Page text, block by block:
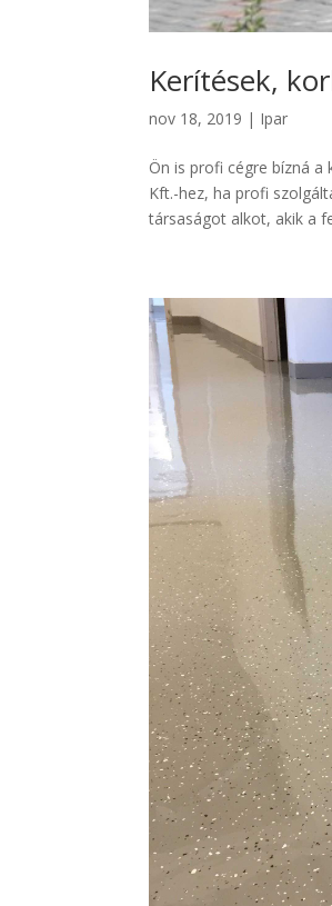
Kerítések,
nov 18, 2019 | Ipar
Ön is profi cégre bízná
Kft.-hez, ha profi
társaságot alkot, akik a